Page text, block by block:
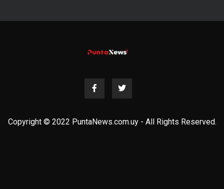
Copyright © 2022 PuntaNews.com.uy - All Rights Reserved.